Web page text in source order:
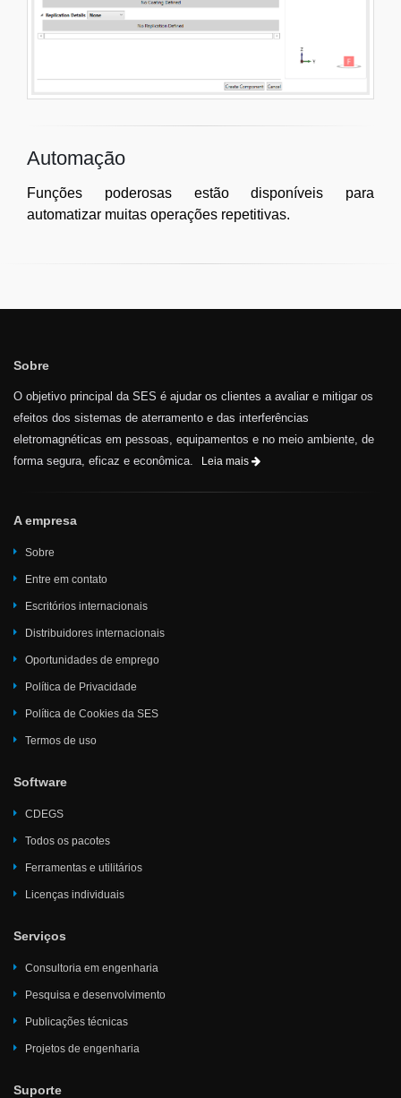
Automação
Funções poderosas estão disponíveis para
automatizar muitas operações repetitivas.
Sobre
O objetivo principal da SES é ajudar os clientes a avaliar e mitigar os
efeitos dos sistemas de aterramento e das interferências
eletromagnéticas em pessoas, equipamentos e no meio ambiente, de
forma segura, eficaz e econômica.
Leia mais
A empresa
Sobre
Entre em contato
Escritórios internacionais
Distribuidores internacionais
Oportunidades de emprego
Política de Privacidade
Política de Cookies da SES
Termos de uso
Software
CDEGS
Todos os pacotes
Ferramentas e utilitários
Licenças individuais
Serviços
Consultoria em engenharia
Pesquisa e desenvolvimento
Publicações técnicas
Projetos de engenharia
Suporte